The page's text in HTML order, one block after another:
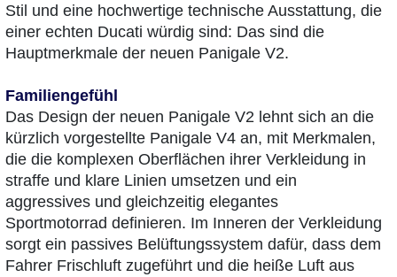
Stil und eine hochwertige technische Ausstattung, die
einer echten Ducati würdig sind: Das sind die
Hauptmerkmale der neuen Panigale V2.
Familiengefühl
Das Design der neuen Panigale V2 lehnt sich an die
kürzlich vorgestellte Panigale V4 an, mit Merkmalen,
die die komplexen Oberflächen ihrer Verkleidung in
straffe und klare Linien umsetzen und ein
aggressives und gleichzeitig elegantes
Sportmotorrad definieren. Im Inneren der Verkleidung
sorgt ein passives Belüftungssystem dafür, dass dem
Fahrer Frischluft zugeführt und die heiße Luft aus